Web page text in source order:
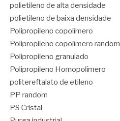
polietileno de alta densidade
polietileno de baixa densidade
Polipropileno copolímero
Polipropileno copolímero random
Polipropileno granulado
Polipropileno Homopolímero
politereftalato de etileno
PP random
PS Cristal